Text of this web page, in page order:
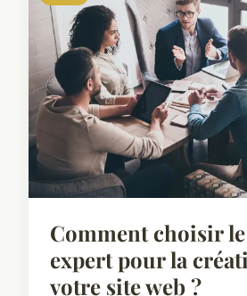
Comment choisir
expert pour la
votre site web ?